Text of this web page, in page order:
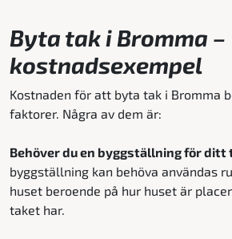
Byta tak i Bromma –
kostnadsexempel
Kostnaden för att byta tak i Bromma
faktorer. Några av dem är:
Behöver du en byggställning för ditt
byggställning kan behöva användas
huset beroende på hur huset är
taket har.